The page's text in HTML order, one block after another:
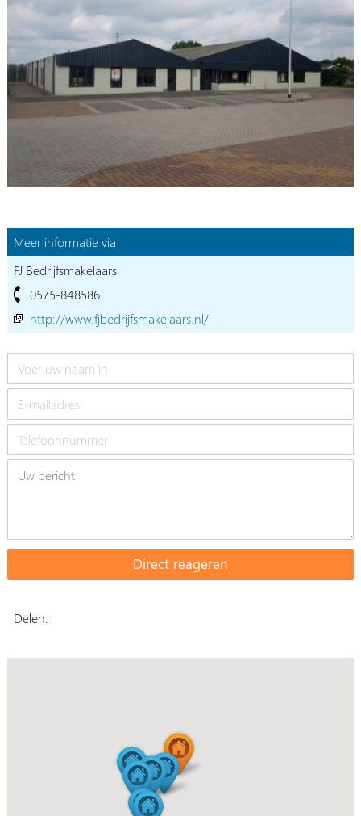
Meer informatie via
FJ Bedrijfsmakelaars
0575-848586
http://www.fjbedrijfsmakelaars.nl/
Delen: